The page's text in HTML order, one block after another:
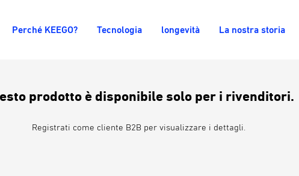
Perché KEEGO? Tecnologia longevità La nostra storia
prodotto è disponibile solo per i rivenditori.
Registrati come cliente B2B per visualizzare i dettagli.